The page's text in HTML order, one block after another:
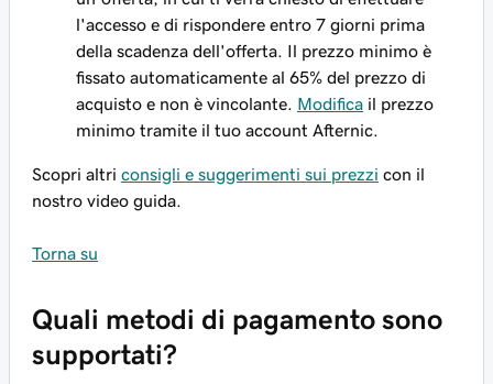
l'accesso e di rispondere entro 7 giorni prima
della scadenza dell'offerta. Il prezzo minimo è
fissato automaticamente al 65% del prezzo di
acquisto e non è vincolante. Modifica il prezzo
minimo tramite il tuo account Afternic.
Scopri altri consigli e suggerimenti sui prezzi con il
nostro video guida.
Torna su
Quali metodi di pagamento sono
supportati?